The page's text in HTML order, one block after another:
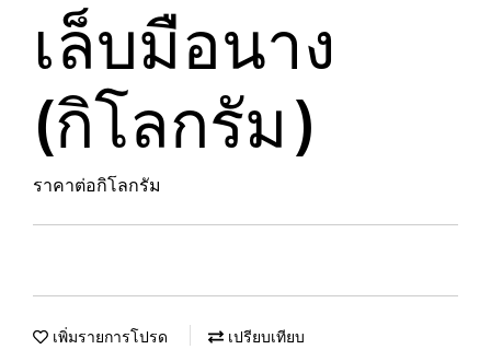
เล็บมือนาง
(กิโลกรัม)
ราคาต่อกิโลกรัม
เพิ่มรายการโปรด เปรียบเทียบ